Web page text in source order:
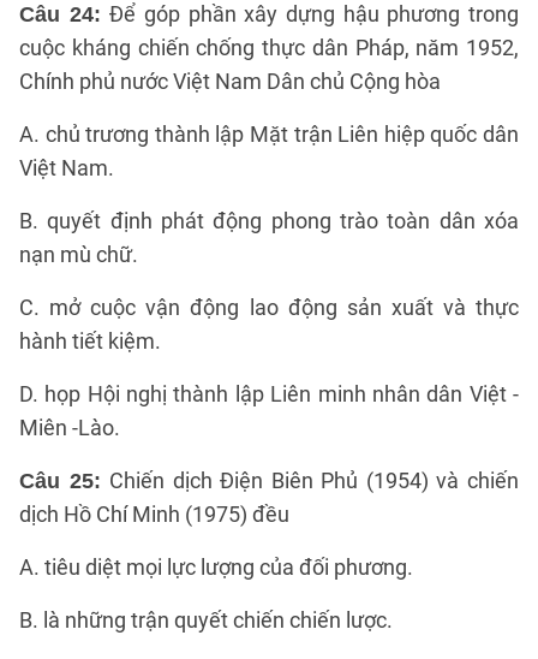
Câu 24:Để góp phần xây dựng hậu phương trong
cuộc kháng chiến chống thực dân Pháp, năm 1952,
Chính phủ nước Việt Nam Dân chủ Cộng hòa
A. chủ trương thành lập Mặt trận Liên hiệp quốc dân
Việt Nam.
B. quyết định phát động phong trào toàn dân xóa
nạn mù chữ.
C. mở cuộc vận động lao động sản xuất và thực
hành tiết kiệm.
D. họp Hội nghị thành lập Liên minh nhân dân Việt -
Miên -Lào.
Câu 25: Chiến dịch Điện Biên Phủ (1954) và chiến
dịch Hồ Chí Minh (1975) đều
A. tiêu diệt mọi lực lượng của đối phương.
B. là những trận quyết chiến chiến lược.